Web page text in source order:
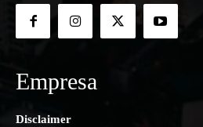
Empresa
Disclaimer